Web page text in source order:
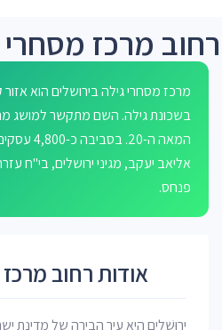
רחוב מרכז מסחרי
מרכז מסחרי גילה בירושלים הוא אזור
בשכונת גילה. השם מתקשר למושג
המאה ה-
אליאב יעקב, מגיני ירושלים, בי"ח
פנחס.
אודות רחוב
יְרוּשָׁלַיִם היא עיר הבירה של מדינת